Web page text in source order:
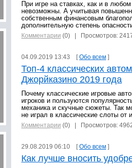
При игре на ставках, как и в
невозможны. А учитывая
собственным финансовым
дополнительную степень
Комментарии (0) | Просмотров:
04.09.2019 13:43 [Обо всем ]
Топ-4 классических
Джорйказино 2019 года
Почему классические игровые
игроков и пользуются
механика и скучные сюжеты. Так
не играл в классические слоты от
Комментарии (0) | Просмотров:
29.08.2019 06:10 [Обо всем ]
Как лучше вносить